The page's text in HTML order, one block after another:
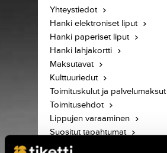
Yhteystiedot
Hanki elektroniset liput
Hanki paperiset liput
Hanki lahjakortti
Maksutavat
Kulttuuriedut
Toimituskulut ja palvelumaksut
Toimitusehdot
Lippujen varaaminen
Suositut tapahtumat
Lippujen Palauttaminen